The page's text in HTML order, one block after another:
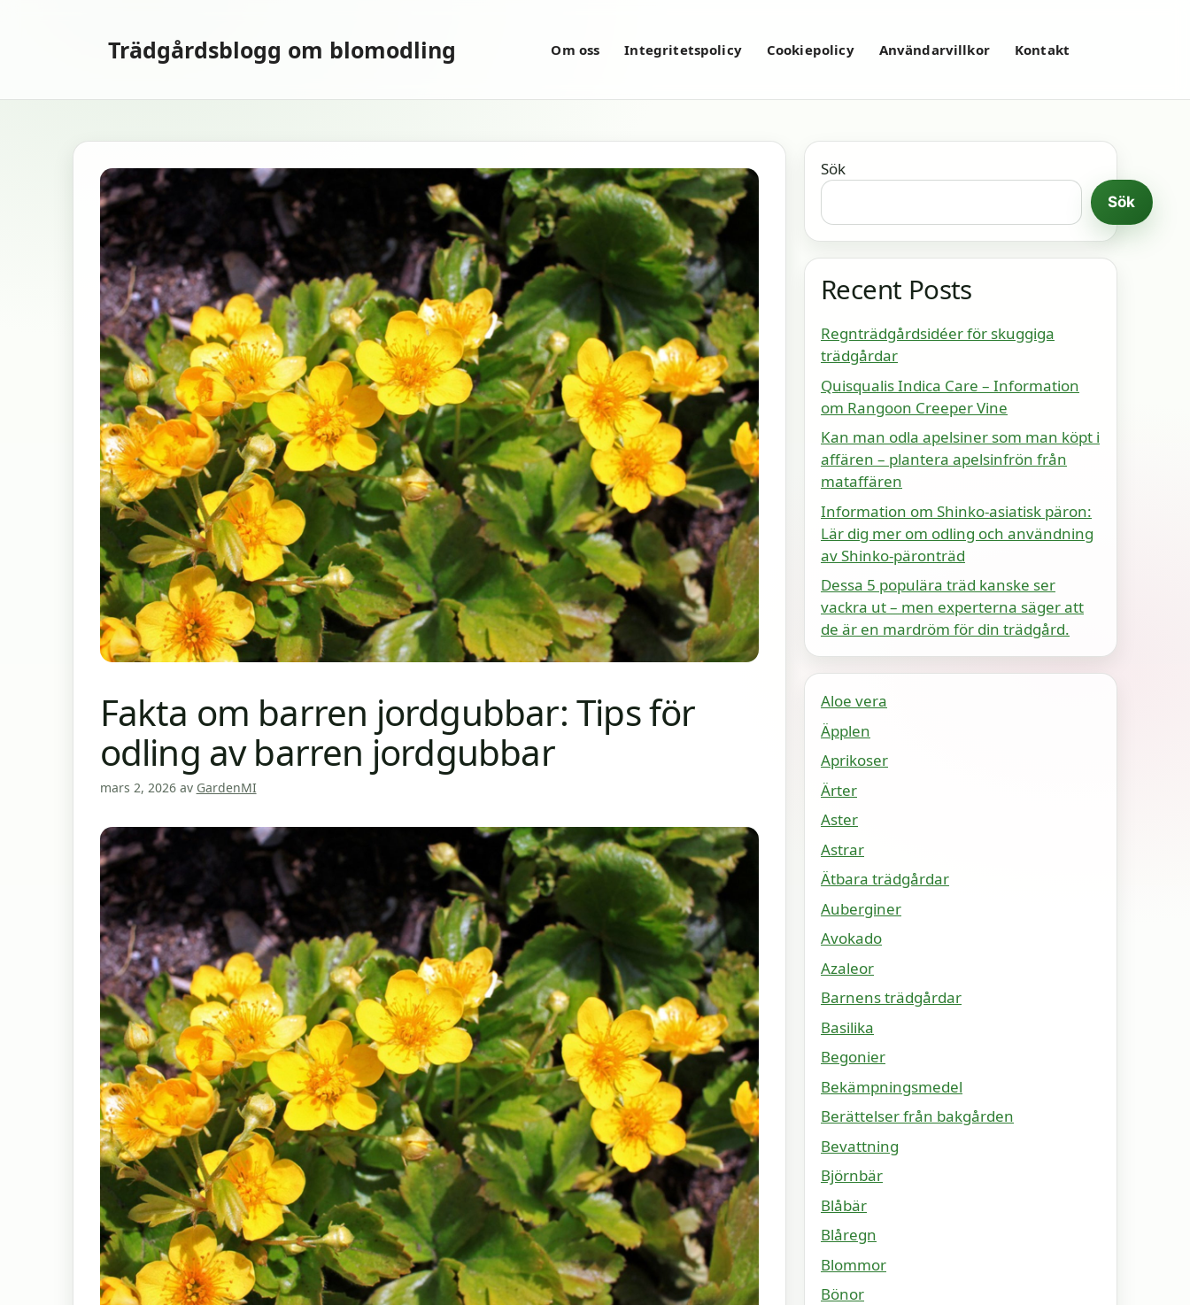
Trädgårdsblogg om blomodling Om oss Integritetspolicy Cookiepolicy Användarvillkor Kontakt
Fakta om barren jordgubbar: Tips för
odling av barren jordgubbar
mars 2, 2026 av GardenMI
Sök
Sök
Recent Posts
Regnträdgårdsidéer för skuggiga
trädgårdar
Quisqualis Indica Care – Information
om Rangoon Creeper Vine
Kan man odla apelsiner som man köpt i
affären – plantera apelsinfrön från
mataffären
Information om Shinko-asiatisk päron:
Lär dig mer om odling och användning
av Shinko-päronträd
Dessa 5 populära träd kanske ser
vackra ut – men experterna säger att
de är en mardröm för din trädgård.
Aloe vera
Äpplen
Aprikoser
Ärter
Aster
Astrar
Ätbara trädgårdar
Auberginer
Avokado
Azaleor
Barnens trädgårdar
Basilika
Begonier
Bekämpningsmedel
Berättelser från bakgården
Bevattning
Björnbär
Blåbär
Blåregn
Blommor
Bönor